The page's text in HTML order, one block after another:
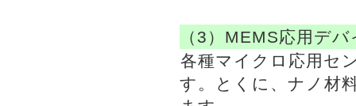
（3）MEMS応用デ
各種マイクロ応用セ
す。とくに、ナノ材